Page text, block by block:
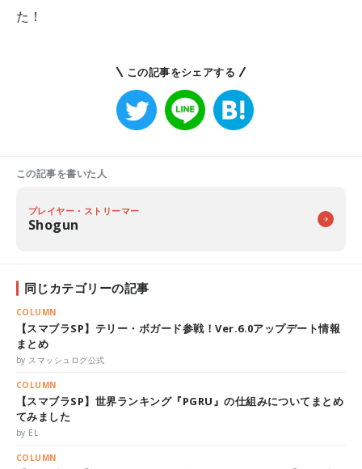
た！
この記事をシェアする
この記事を書いた人
プレイヤー・ストリーマー
Shogun
同じカテゴリーの記事
COLUMN
【スマブラSP】テリー・ボガード参戦！Ver.6.0アップデート情報
まとめ
by スマッシュログ公式
COLUMN
【スマブラSP】世界ランキング『PGRU』の仕組みについてまとめ
てみました
by EL
COLUMN